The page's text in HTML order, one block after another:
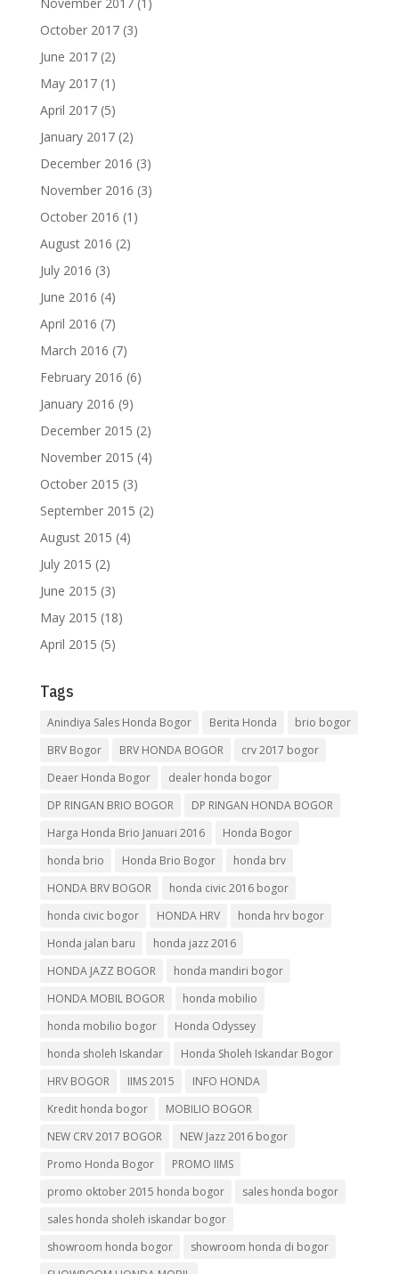
October 2017(3)
June 2017(2)
May 2017(1)
April 2017(5)
January 2017(2)
December 2016 (3)
November 2016 (3)
October 2016 (1)
August 2016 (2)
July 2016 (3)
June 2016 (4)
April 2016 (7)
March 2016 (7)
February 2016 (6)
January 2016 (9)
December 2015 (2)
November 2015 (4)
October 2015 (3)
September 2015 (2)
August 2015 (4)
July 2015 (2)
June 2015 (3)
May 2015 (18)
April 2015 (5)
Tags
Anindiya Sales Honda Bogor Berita Honda
brio bogor
BRV Bogor
BRV HONDA BOGOR
crv 2017 bogor
Deaer Honda Bogor
dealer honda bogor
DP RINGAN BRIO BOGOR
DP RINGAN HONDA BOGOR
Harga Honda Brio Januari 2016
Honda Bogor
honda brio
Honda Brio Bogor
honda brv
HONDA BRV BOGOR
honda civic 2016 bogor
honda civic bogor
HONDA HRV
honda hrv bogor
Honda jalan baru
honda jazz 2016
HONDA JAZZ BOGOR
honda mandiri bogor
HONDA MOBIL BOGOR
honda mobilio
honda mobilio bogor
Honda Odyssey
honda sholeh Iskandar
Honda Sholeh Iskandar Bogor
HRV BOGOR
IIMS 2015
INFO HONDA
Kredit honda bogor
MOBILIO BOGOR
NEW CRV 2017 BOGOR
NEW Jazz 2016 bogor
Promo Honda Bogor
PROMO IIMS
promo oktober 2015 honda bogor
sales honda bogor
sales honda sholeh iskandar bogor
showroom honda bogor
showroom honda di bogor